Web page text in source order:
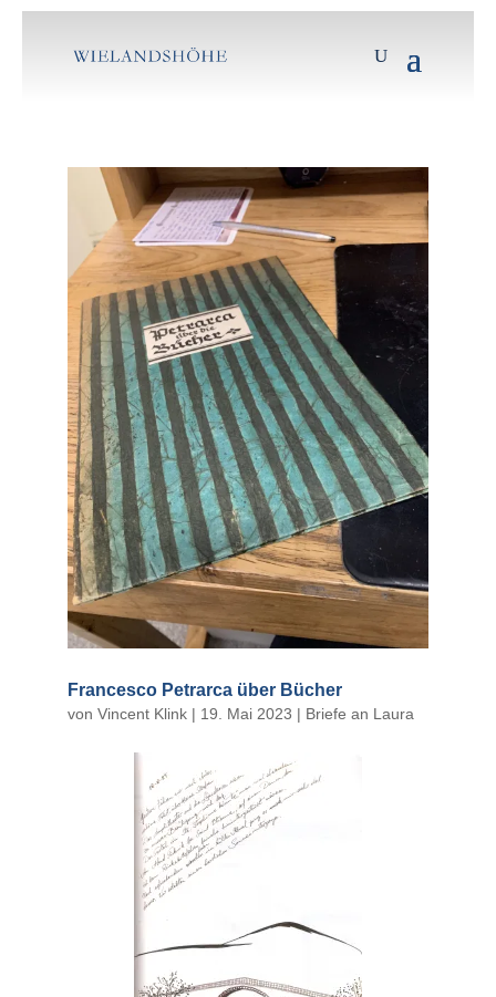
Francesco Petrarca über Bücher
von Vincent Klink| 19. Mai 2023 | Briefe an Laura